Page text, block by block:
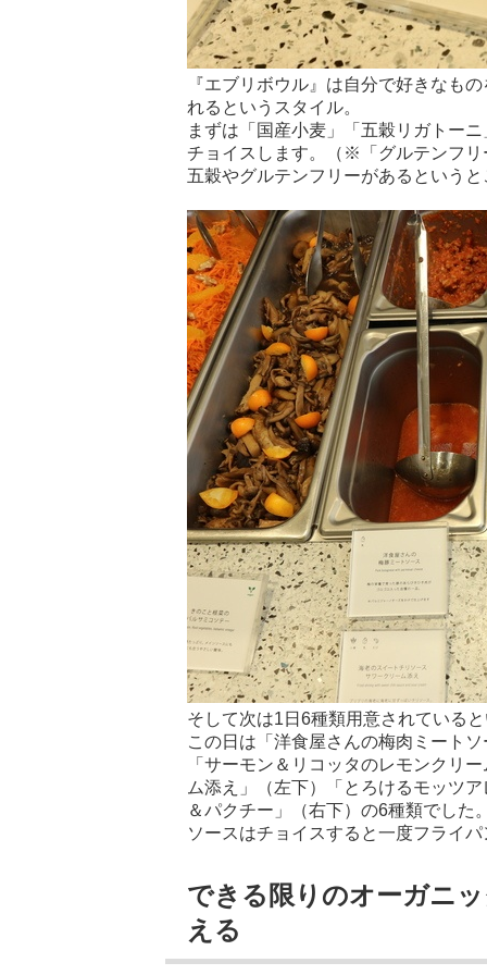
『エブリボウル』は自分で好きなも
れるというスタイル。
まずは「国産小麦」「五穀リガトー
チョイスします。（※「グルテンフリ
五穀やグルテンフリーがあるという
そして次は1日6種類用意されている
この日は「洋食屋さんの梅肉ミート
「サーモン＆リコッタのレモンクリ
ム添え」（左下）「とろけるモッツ
＆パクチー」（右下）の6種類でした
ソースはチョイスすると一度フライ
できる限りのオーガニ
える